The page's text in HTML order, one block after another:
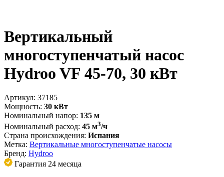
Вертикальный
многоступенчатый насос
Hydroo VF 45-70, 30 кВт
Артикул: 37185
Мощность: 30 кВт
Номинальный напор: 135 м
Номинальный расход: 45 м3/ч
Страна происхождения: Испания
Метка: Вертикальные многоступенчатые насосы
Бренд: Hydroo
Гарантия 24 месяца